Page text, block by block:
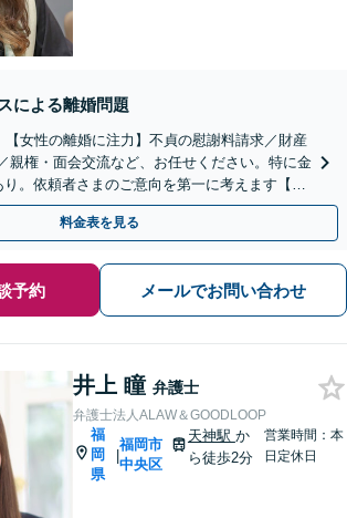
による離婚問題
【女性の離婚に注力】不貞の慰謝料請求／財産
親権・面会交流など、お任せください。特に金
。依頼者さまのご意向を第一に考えます【子
】【天神駅1分】
料金表を見る
予約 メールでお問い合わせ
井上 瞳 弁護士
弁護士法人ALAW＆GOODLOOP
福
岡
県
|
福岡市
中央区
天神駅 か
ら徒歩2分
営業時間：本
日定休日